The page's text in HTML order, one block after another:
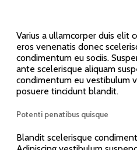
Varius a ullamcorper duis elit
eros venenatis donec
condimentum eu sociis.
ante scelerisque aliquam
condimentum eu vestibulum
posuere tincidunt blandit.
Potenti penatibus quisque
Blandit scelerisque